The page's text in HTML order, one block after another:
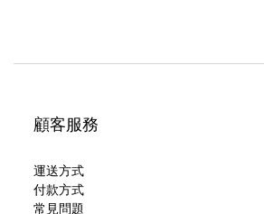
顧客服務
運送方式
付款方式
常見問題